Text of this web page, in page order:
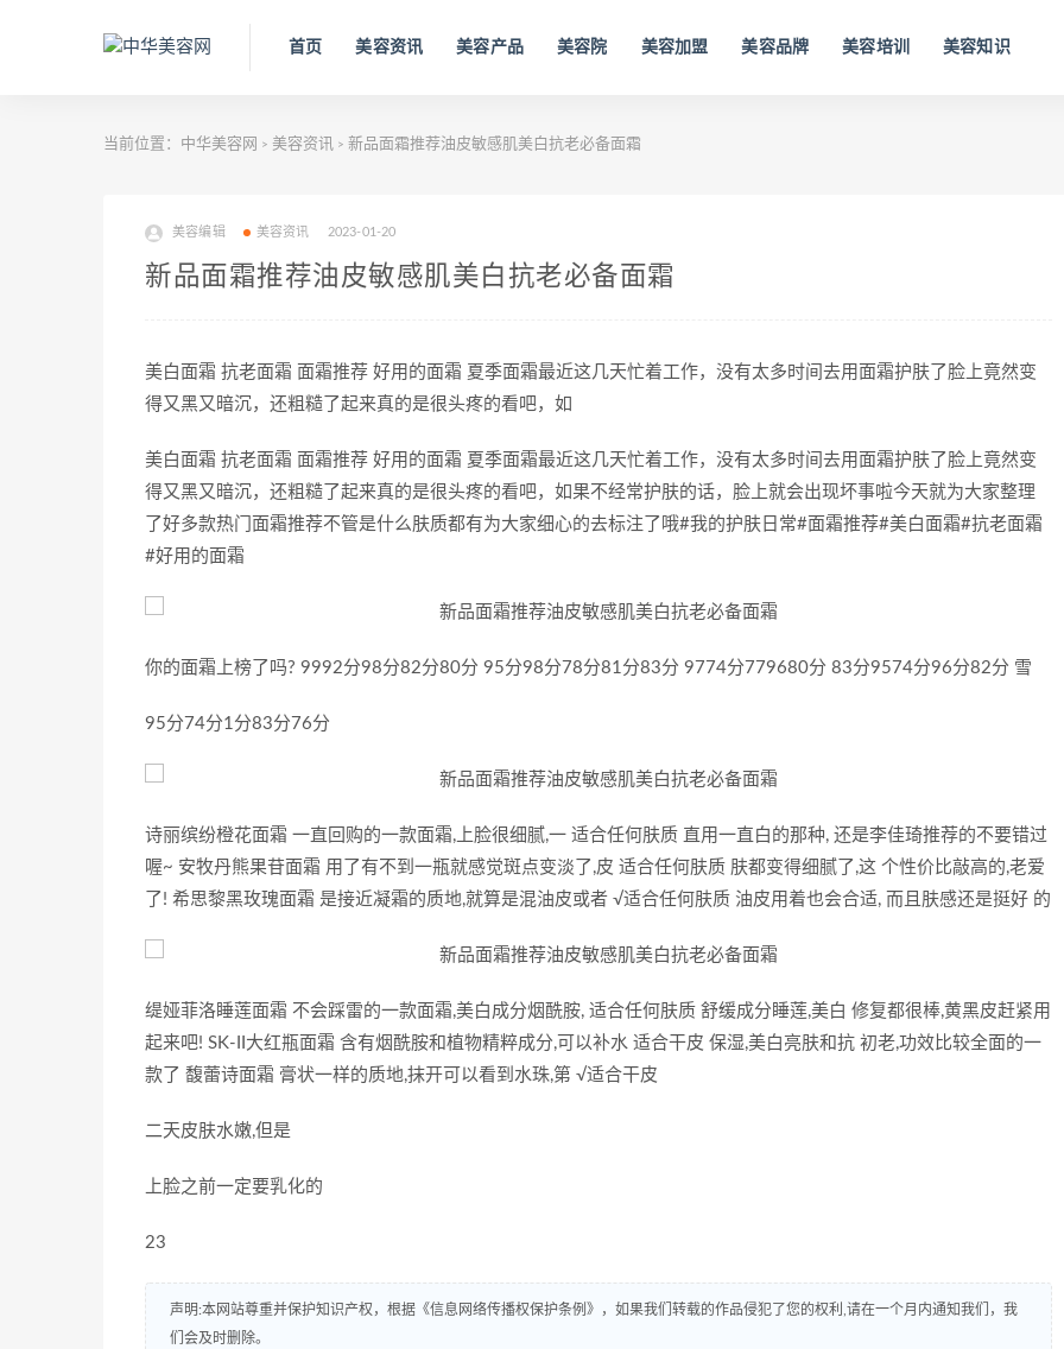
首页 美容资讯 美容产品 美容院 美容加盟 美容品牌 美容培训 美容知识
当前位置： 中华美容网 > 美容资讯 > 新品面霜推荐油皮敏感肌美白抗老必备面霜
美容编辑 美容资讯 2023-01-20
新品面霜推荐油皮敏感肌美白抗老必备面霜
美白面霜 抗老面霜 面霜推荐 好用的面霜 夏季面霜最近这几天忙着工作，没有太多时间去用面霜护肤了脸上竟然变
得又黑又暗沉，还粗糙了起来真的是很头疼的看吧，如
美白面霜 抗老面霜 面霜推荐 好用的面霜 夏季面霜最近这几天忙着工作，没有太多时间去用面霜护肤了脸上竟然变
得又黑又暗沉，还粗糙了起来真的是很头疼的看吧，如果不经常护肤的话，脸上就会出现坏事啦今天就为大家整理
了好多款热门面霜推荐不管是什么肤质都有为大家细心的去标注了哦#我的护肤日常#面霜推荐#美白面霜#抗老面霜
#好用的面霜
你的面霜上榜了吗? 9992分98分82分80分 95分98分78分81分83分 9774分779680分 83分9574分96分82分 雪
95分74分1分83分76分
诗丽缤纷橙花面霜 一直回购的一款面霜,上脸很细腻,一 适合任何肤质 直用一直白的那种, 还是李佳琦推荐的不要错过
喔~ 安牧丹熊果苷面霜 用了有不到一瓶就感觉斑点变淡了,皮 适合任何肤质 肤都变得细腻了,这 个性价比敲高的,老爱
了! 希思黎黑玫瑰面霜 是接近凝霜的质地,就算是混油皮或者 √适合任何肤质 油皮用着也会合适, 而且肤感还是挺好 的
缇娅菲洛睡莲面霜 不会踩雷的一款面霜,美白成分烟酰胺, 适合任何肤质 舒缓成分睡莲,美白 修复都很棒,黄黑皮赶紧用
起来吧! SK-II大红瓶面霜 含有烟酰胺和植物精粹成分,可以补水 适合干皮 保湿,美白亮肤和抗 初老,功效比较全面的一
款了 馥蕾诗面霜 膏状一样的质地,抹开可以看到水珠,第 √适合干皮
二天皮肤水嫩,但是
上脸之前一定要乳化的
23
声明:本网站尊重并保护知识产权，根据《信息网络传播权保护条例》，如果我们转载的作品侵犯了您的权利,请在一个月内通知我们，我
们会及时删除。